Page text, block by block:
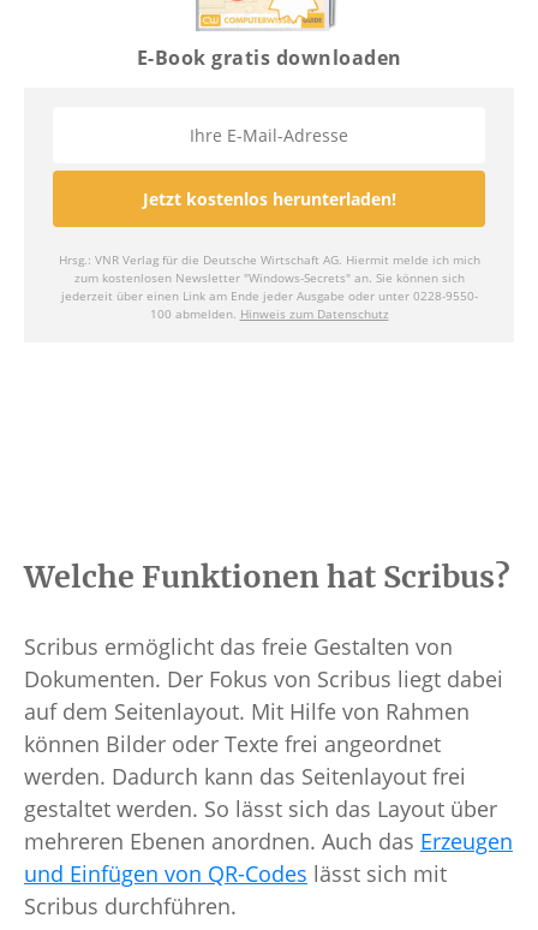
Welche Funktionen hat Scribus?
Scribus ermöglicht das freie Gestalten von
Dokumenten. Der Fokus von Scribus liegt dabei
auf dem Seitenlayout. Mit Hilfe von Rahmen
können Bilder oder Texte frei angeordnet
werden. Dadurch kann das Seitenlayout frei
gestaltet werden. So lässt sich das Layout über
mehreren Ebenen anordnen. Auch das Erzeugen
und Einfügen von QR-Codes lässt sich mit
Scribus durchführen.